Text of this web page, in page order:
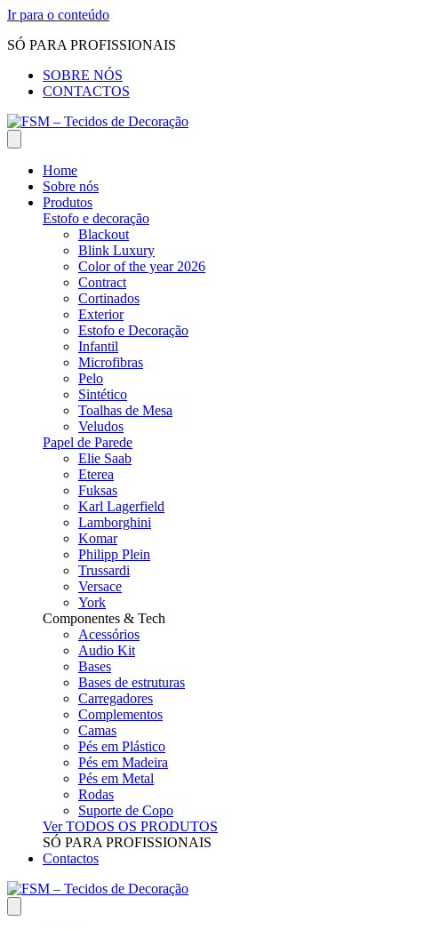
Ir para o conteúdo
SÓ PARA PROFISSIONAIS
SOBRE NÓS
CONTACTOS
Home
Sobre nós
Produtos
Estofo e decoração
Blackout
Blink Luxury
Color of the year 2026
Contract
Cortinados
Exterior
Estofo e Decoração
Infantil
Microfibras
Pelo
Sintético
Toalhas de Mesa
Veludos
Papel de Parede
Elie Saab
Eterea
Fuksas
Karl Lagerfield
Lamborghini
Komar
Philipp Plein
Trussardi
Versace
York
Componentes & Tech
Acessórios
Audio Kit
Bases
Bases de estruturas
Carregadores
Complementos
Camas
Pés em Plástico
Pés em Madeira
Pés em Metal
Rodas
Suporte de Copo
Ver TODOS OS PRODUTOS
SÓ PARA PROFISSIONAIS
Contactos